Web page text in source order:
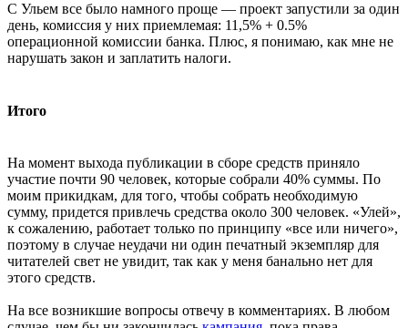
С Ульем все было намного проще — проект запустили за один
день, комиссия у них приемлемая: 11,5% + 0.5%
операционной комиссии банка. Плюс, я понимаю, как мне не
нарушать закон и заплатить налоги.
Итого
На момент выхода публикации в сборе средств приняло
участие почти 90 человек, которые собрали 40% суммы. По
моим прикидкам, для того, чтобы собрать необходимую
сумму, придется привлечь средства около 300 человек. «Улей»,
к сожалению, работает только по принципу «все или ничего»,
поэтому в случае неудачи ни один печатный экземпляр для
читателей свет не увидит, так как у меня банально нет для
этого средств.
На все возникшие вопросы отвечу в комментариях. В любом